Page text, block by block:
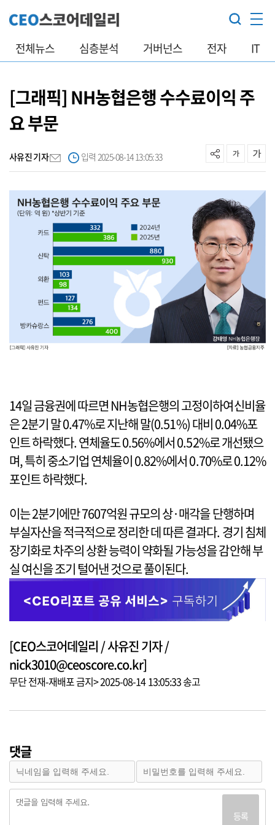
전체뉴스 심층분석 거버넌스 전자 IT
[그래픽] NH농협은행 수수료이익 주
요 부문
사유진 기자 입력 2025-08-14 13:05:33
14일 금융권에 따르면 NH농협은행의 고정이하여신비율
은 2분기 말 0.47%로 지난해 말(0.51%) 대비 0.04%포
인트 하락했다. 연체율도 0.56%에서 0.52%로 개선됐으
며, 특히 중소기업 연체율이 0.82%에서 0.70%로 0.12%
포인트 하락했다.
이는 2분기에만 7607억원 규모의 상·매각을 단행하며
부실자산을 적극적으로 정리한 데 따른 결과다. 경기 침체
장기화로 차주의 상환 능력이 약화될 가능성을 감안해 부
실 여신을 조기 털어낸 것으로 풀이된다.
[CEO스코어데일리 / 사유진 기자 /
nick3010@ceoscore.co.kr]
무단 전재-재배포 금지> 2025-08-14 13:05:33 송고
댓글
등록